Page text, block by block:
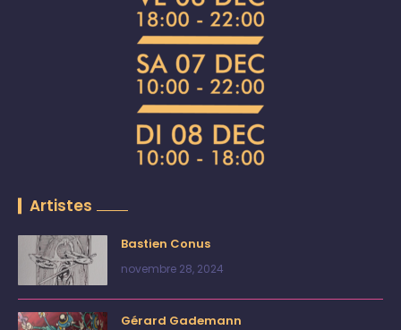
Artistes
Bastien Conus
novembre 28, 2024
Gérard Gademann